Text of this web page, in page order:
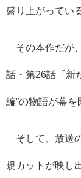
盛り上がってい
その本作だが
話・第26話「新
編”の物語が幕を
そして、放送
規カットが映し